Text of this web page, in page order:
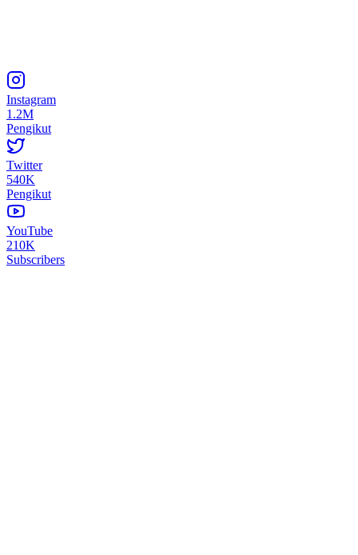
Instagram
1.2M
Pengikut
Twitter
540K
Pengikut
YouTube
210K
Subscribers